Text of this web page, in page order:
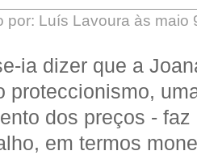
por: Luís Lavoura às maio
ia dizer que a
proteccionismo,
dos preços -
em termos